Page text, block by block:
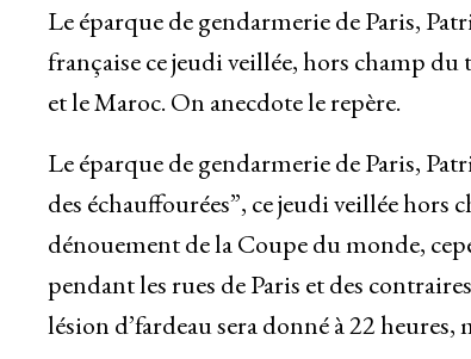
Le éparque de gendarmerie de Paris,
française ce jeudi veillée, hors champ
et le Maroc. On anecdote le repère.
Le éparque de gendarmerie de Paris,
des échauffourées”, ce jeudi veillée
dénouement de la Coupe du monde,
pendant les rues de Paris et des
lésion d’fardeau sera donné à 22